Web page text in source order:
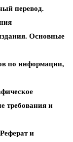
перевод.
Основные
по информации,
требования и
и